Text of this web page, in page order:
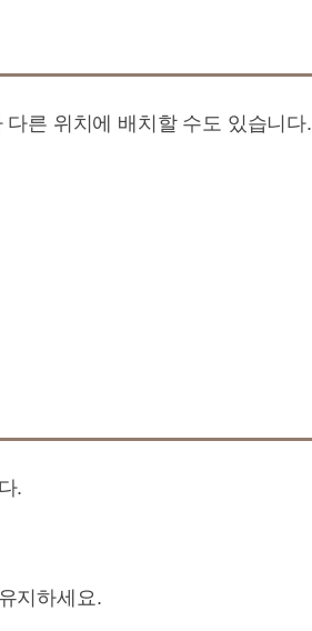
른 위치에 배치할 수도 있습니다.
.
지하세요.